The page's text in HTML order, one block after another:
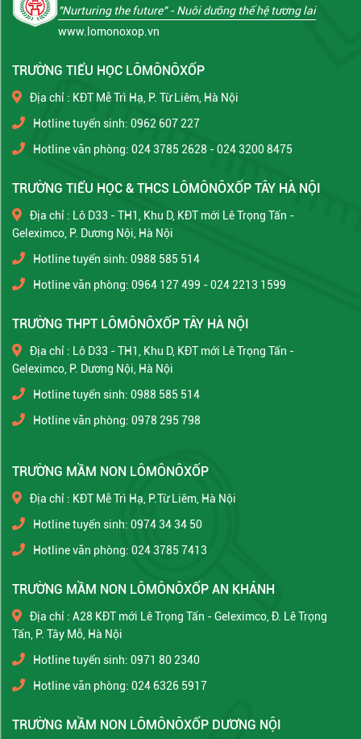
"Nurturing the future"- Nuôi dưỡng thế hệ tương lai
www.lomonoxop.vn
TRƯỜNG TIỂU HỌC LÔMÔNÔXỐP
Địa chỉ : KĐT Mễ Trì Hạ, P. Từ Liêm, Hà Nội
Hotline tuyển sinh: 0962 607 227
Hotline văn phòng: 024 3785 2628 - 024 3200 8475
TRƯỜNG TIỂU HỌC & THCS LÔMÔNÔXỐP TÂY HÀ NỘI
Địa chỉ : Lô D33 - TH1, Khu D, KĐT mới Lê Trọng Tấn -
Geleximco, P. Dương Nội, Hà Nội
Hotline tuyển sinh: 0988 585 514
Hotline văn phòng: 0964 127 499 - 024 2213 1599
TRƯỜNG THPT LÔMÔNÔXỐP TÂY HÀ NỘI
Địa chỉ : Lô D33 - TH1, Khu D, KĐT mới Lê Trọng Tấn -
Geleximco, P. Dương Nội, Hà Nội
Hotline tuyển sinh: 0988 585 514
Hotline văn phòng: 0978 295 798
TRƯỜNG MẦM NON LÔMÔNÔXỐP
Địa chỉ : KĐT Mễ Trì Hạ, P.Từ Liêm, Hà Nội
Hotline tuyển sinh: 0974 34 34 50
Hotline văn phòng: 024 3785 7413
TRƯỜNG MẦM NON LÔMÔNÔXỐP AN KHÁNH
Địa chỉ : A28 KĐT mới Lê Trọng Tấn - Geleximco, Đ. Lê Trọng
Tấn, P. Tây Mỗ, Hà Nội
Hotline tuyển sinh: 0971 80 2340
Hotline văn phòng: 024 6326 5917
TRƯỜNG MẦM NON LÔMÔNÔXỐP DƯƠNG NỘI